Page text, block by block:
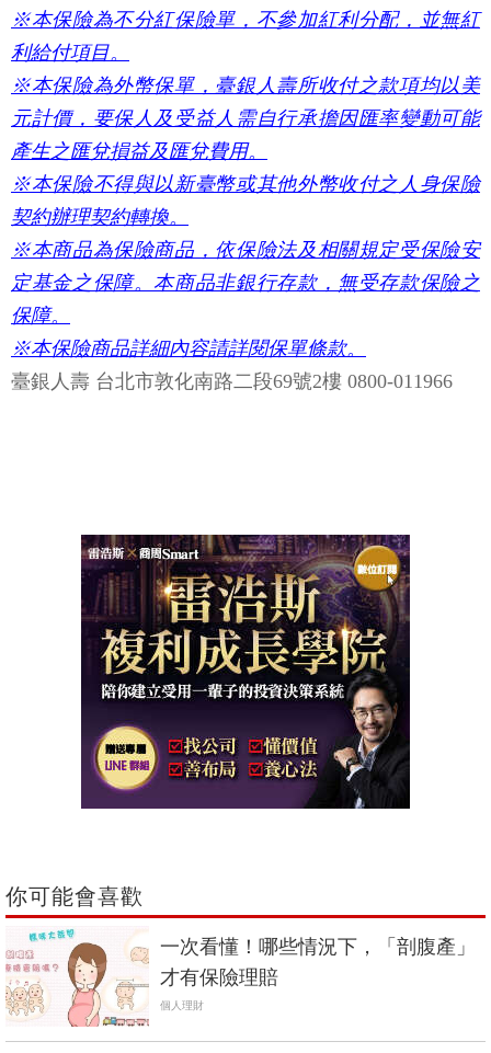
※本保險為不分紅保險單，不參加紅利分配，並無紅
利給付項目。
※本保險為外幣保單，臺銀人壽所收付之款項均以美
元計價，要保人及受益人需自行承擔因匯率變動可能
產生之匯兌損益及匯兌費用。
※本保險不得與以新臺幣或其他外幣收付之人身保險
契約辦理契約轉換。
※本商品為保險商品，依保險法及相關規定受保險安
定基金之保障。本商品非銀行存款，無受存款保險之
保障。
※本保險商品詳細內容請詳閱保單條款。
臺銀人壽 台北市敦化南路二段69號2樓 0800-011966
你可能會喜歡
一次看懂！哪些情況下，「剖腹產」
才有保險理賠
個人理財